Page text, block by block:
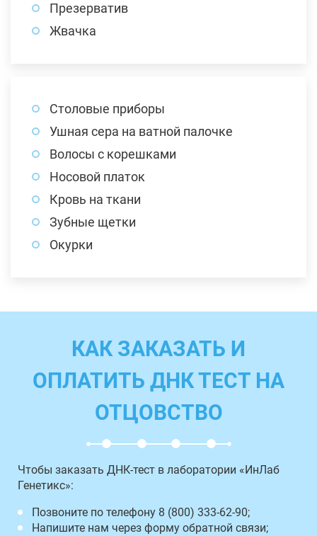
Презерватив
Жвачка
Столовые приборы
Ушная сера на ватной палочке
Волосы с корешками
Носовой платок
Кровь на ткани
Зубные щетки
Окурки
КАК ЗАКАЗАТЬ И
ОПЛАТИТЬ ДНК ТЕСТ НА
ОТЦОВСТВО
Чтобы заказать ДНК-тест в лаборатории «ИнЛаб
Генетикс»:
Позвоните по телефону 8 (800) 333-62-90;
Напишите нам через форму обратной связи;